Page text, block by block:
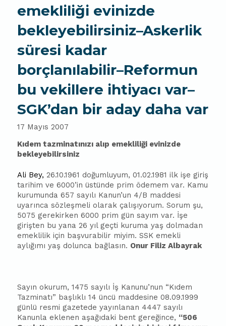
emekliliği evinizde
bekleyebilirsiniz–Askerlik
süresi kadar
borçlanılabilir–Reformun
bu vekillere ihtiyacı var–
SGK’dan bir aday daha var
17 Mayıs 2007
Kıdem tazminatınızı alıp emekliliği evinizde
bekleyebilirsiniz
Ali Bey,26.10.1961 doğumluyum, 01.02.1981 ilk işe giriş
tarihim ve 6000’in üstünde prim ödemem var. Kamu
kurumunda 657 sayılı Kanun’un 4/B maddesi
uyarınca sözleşmeli olarak çalışıyorum. Sorum şu,
5075 gerekirken 6000 prim gün sayım var. İşe
girişten bu yana 26 yıl geçti kuruma yaş dolmadan
emeklilik için başvurabilir miyim. SSK emekli
aylığımı yaş dolunca bağlasın. Onur Filiz Albayrak
Sayın okurum, 1475 sayılı İş Kanunu’nun “Kıdem
Tazminatı” başlıklı 14 üncü maddesine 08.09.1999
günlü resmi gazetede yayınlanan 4447 sayılı
Kanunla eklenen aşağıdaki bent gereğince, “506